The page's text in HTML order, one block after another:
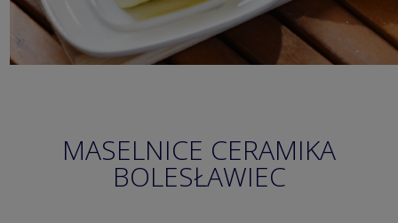
MASELNICE CERAMIKA
BOLESŁAWIEC